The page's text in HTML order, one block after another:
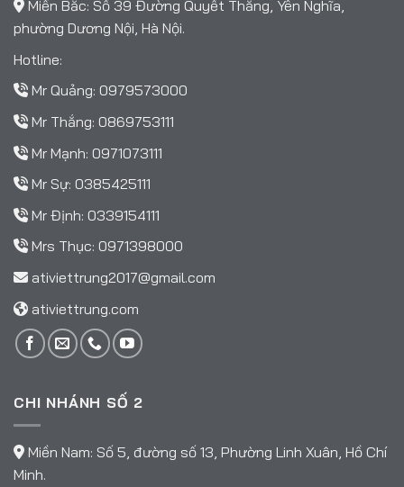
Miền Bắc: Số 39 Đường Quyết Thắng, Yên Nghĩa,
phường Dương Nội, Hà Nội.
Hotline:
Mr Quảng: 0979573000
Mr Thắng: 0869753111
Mr Mạnh: 0971073111
Mr Sự: 0385425111
Mr Định: 0339154111
Mrs Thục: 0971398000
ativiettrung2017@gmail.com
ativiettrung.com
CHI NHÁNH SỐ 2
Miền Nam: Số 5, đường số 13, Phường Linh Xuân, Hồ Chí
Minh.